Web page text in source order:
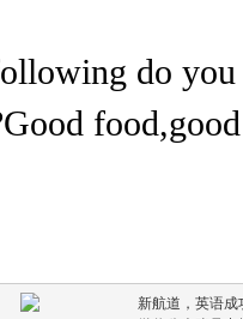
do you
新航道，英语